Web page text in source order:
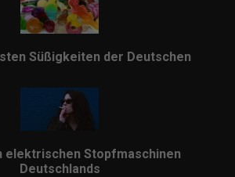
Süßigkeiten der Deutschen
elektrischen Stopfmaschinen
Deutschlands